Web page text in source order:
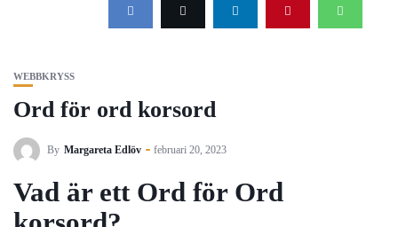
WEBBKRYSS
Ord för ord korsord
By Margareta Edlöv februari 20, 2023
Vad är ett Ord för Ord